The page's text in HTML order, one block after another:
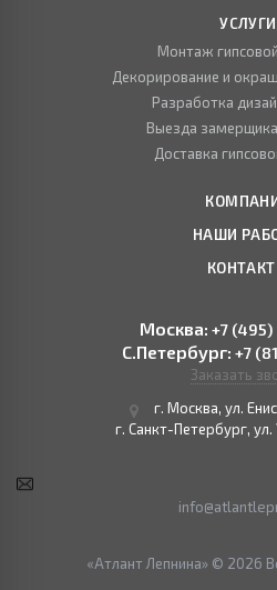
УСЛУГИ
Монтаж
Декорирование и
Разработка
Выезда
Доставка
НАШИ
Москва: +7
С.Петербург: +7
Заказать
г. Москва, ул.
г. Санкт-Петербург, ул.
«Атлант Лепнина» © 2026